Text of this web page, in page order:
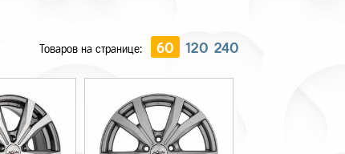
Товаров на странице: 60 120 240